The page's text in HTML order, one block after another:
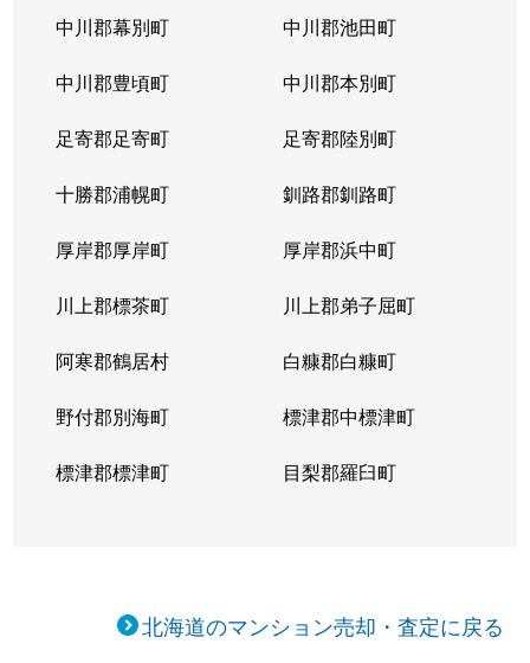
中川郡幕別町 中川郡池田町
中川郡豊頃町 中川郡本別町
足寄郡足寄町 足寄郡陸別町
十勝郡浦幌町 釧路郡釧路町
厚岸郡厚岸町 厚岸郡浜中町
川上郡標茶町 川上郡弟子屈町
阿寒郡鶴居村 白糠郡白糠町
野付郡別海町 標津郡中標津町
標津郡標津町 目梨郡羅臼町
北海道のマンション売却・査定に戻る